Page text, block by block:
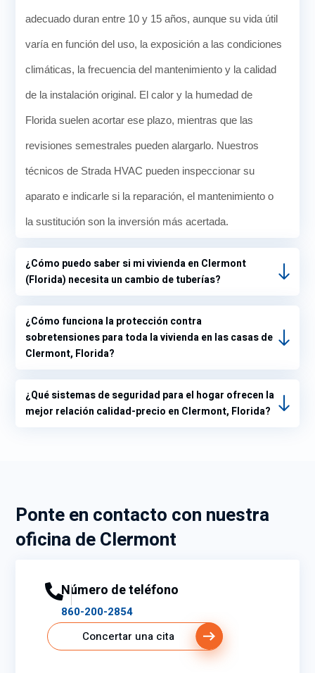
adecuado duran entre 10 y 15 años, aunque su vida útil
varía en función del uso, la exposición a las condiciones
climáticas, la frecuencia del mantenimiento y la calidad
de la instalación original. El calor y la humedad de
Florida suelen acortar ese plazo, mientras que las
revisiones semestrales pueden alargarlo. Nuestros
técnicos de Strada HVAC pueden inspeccionar su
aparato e indicarle si la reparación, el mantenimiento o
la sustitución son la inversión más acertada.
¿Cómo puedo saber si mi vivienda en Clermont
(Florida) necesita un cambio de tuberías?
¿Cómo funciona la protección contra
sobretensiones para toda la vivienda en las casas de
Clermont, Florida?
¿Qué sistemas de seguridad para el hogar ofrecen la
mejor relación calidad-precio en Clermont, Florida?
Ponte en contacto con nuestra
oficina de Clermont
Número de teléfono
860-200-2854
Concertar una cita